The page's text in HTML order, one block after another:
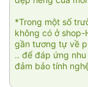
*Trong một số
không có ở shop-
gần tương tự về
.. để đáp ứng
đảm bảo tính